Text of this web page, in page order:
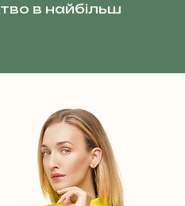
в найбільш